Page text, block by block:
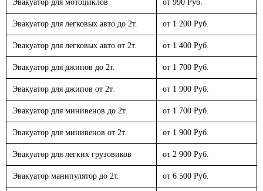
Эвакуатор для мотоциклов от 990 Руб.
Эвакуатор для легковых авто до 2т. от 1 200 Руб.
Эвакуатор для легковых авто от 2т. от 1 400 Руб.
Эвакуатор для джипов до 2т. от 1 700 Руб.
Эвакуатор для джипов от 2т. от 1 900 Руб.
Эвакуатор для минивенов до 2т. от 1 700 Руб.
Эвакуатор для минивенов от 2т. от 1 900 Руб.
Эвакуатор для легких грузовиков от 2 900 Руб.
Эвакуатор манипулятор до 2т. от 6 500 Руб.